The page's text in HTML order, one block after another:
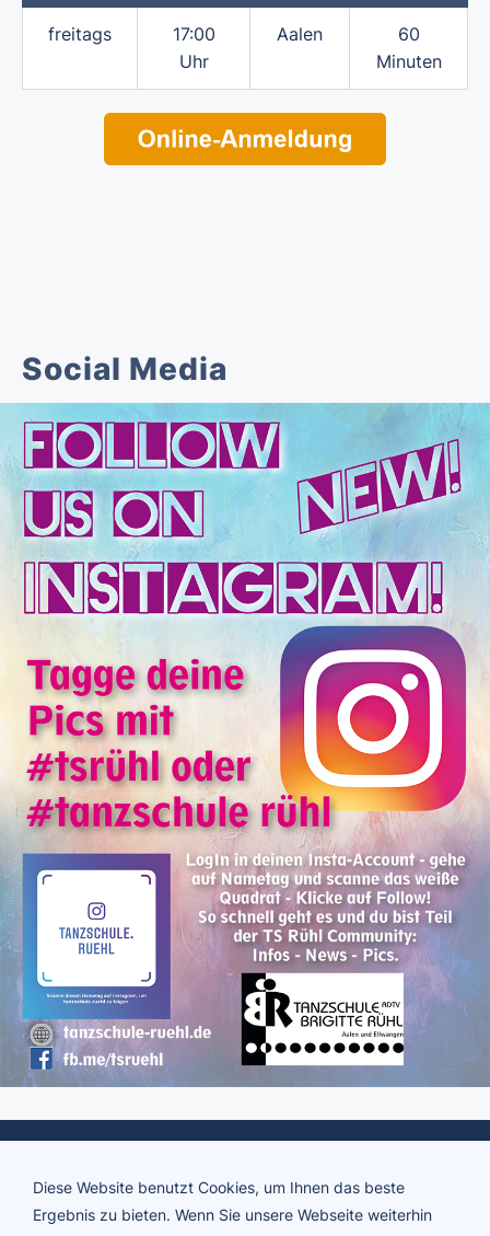
freitags
17:00
Uhr
Aalen
60
Minuten
Social Media
Diese Website benutzt Cookies, um Ihnen das beste
Ergebnis zu bieten. Wenn Sie unsere Webseite weiterhin